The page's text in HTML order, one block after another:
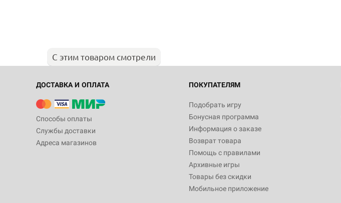
С этим товаром смотрели
ДОСТАВКА И ОПЛАТА
Способы оплаты
Службы доставки
Адреса магазинов
ПОКУПАТЕЛЯМ
Подобрать игру
Бонусная программа
Информация о заказе
Возврат товара
Помощь с правилами
Архивные игры
Товары без скидки
Мобильное приложение